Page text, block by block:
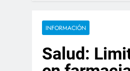
INFORMACIÓN
Salud: